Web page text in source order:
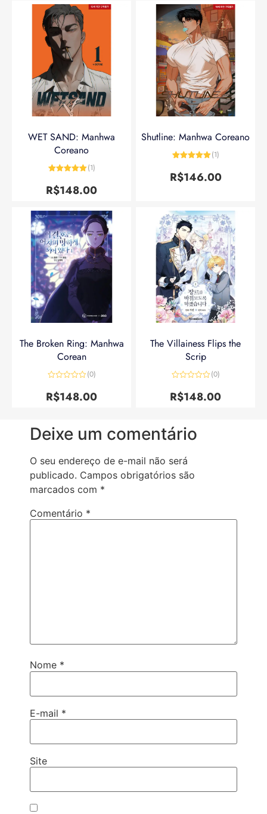
WET SAND: Manhwa
Coreano
de 5
(1)
R$148.00
Shutline: Manhwa Coreano
de 5
(1)
R$146.00
The Broken Ring: Manhwa
Corean
0
de
(0)
R$148.00
The Villainess Flips the
Scrip
0
de
(0)
R$148.00
Deixe um comentário
O seu endereço de e-mail não será
publicado. Campos obrigatórios são
marcados com *
Comentário *
Nome *
E-mail *
Site